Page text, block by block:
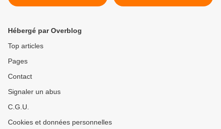
Hébergé par Overblog
Top articles
Pages
Contact
Signaler un abus
C.G.U.
Cookies et données personnelles